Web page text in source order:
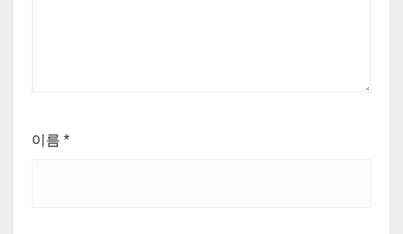
이름 *